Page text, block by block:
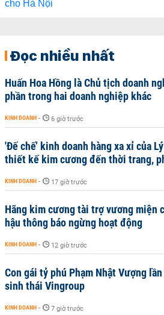
Đọc nhiều nhất
Huấn Hoa Hồng là Chủ tịch doanh
phần trong hai doanh nghiệp khác
KINH DOANH - 6 giờ trước
'Đế chế’ kinh doanh hàng xa xỉ của
thiết kế kim cương đến thời trang,
KINH DOANH - 17 giờ trước
Hãng kim cương tài trợ vương miện
hậu thông báo ngừng hoạt động
KINH DOANH - 12 giờ trước
Con gái tỷ phú Phạm Nhật Vượng
sinh thái Vingroup
KINH DOANH - 7 giờ trước